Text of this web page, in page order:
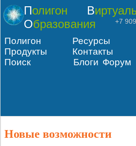
Полигон
Образования
+7
Полигон Ресурсы
Продукты
Контакты
Поиск
Блоги Форум
Новые возможности